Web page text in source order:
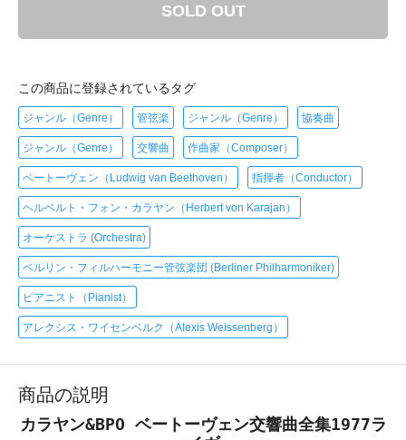
SOLD OUT
この商品に登録されているタグ
ジャンル（Genre） 管弦楽 ジャンル（Genre） 協奏曲
ジャンル（Genre） 交響曲 作曲家（Composer）
ベートーヴェン（Ludwig van Beethoven） 指揮者（Conductor）
ヘルベルト・フォン・カラヤン（Herbert von Karajan）
オーケストラ (Orchestra)
ベルリン・フィルハーモニー管弦楽団 (Berliner Philharmoniker)
ピアニスト（Pianist）
アレクシス・ワイセンベルク（Alexis Weissenberg）
商品の説明
カラヤン&BPO ベートーヴェン交響曲全集1977ラ